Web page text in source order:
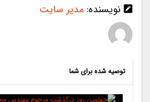
نویسنده: مدیر سایت
توصیه شده برای شما